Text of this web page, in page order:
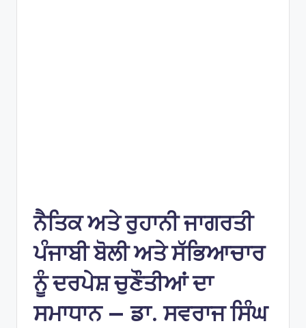
ਨੈਤਿਕ ਅਤੇ ਰੁਹਾਨੀ ਜਾਗਰਤੀ
ਪੰਜਾਬੀ ਬੋਲੀ ਅਤੇ ਸੱਭਿਆਚਾਰ
ਨੂੰ ਦਰਪੇਸ਼ ਚੁਣੌਤੀਆਂ ਦਾ
ਸਮਾਧਾਨ — ਡਾ. ਸਵਰਾਜ ਸਿੰਘ